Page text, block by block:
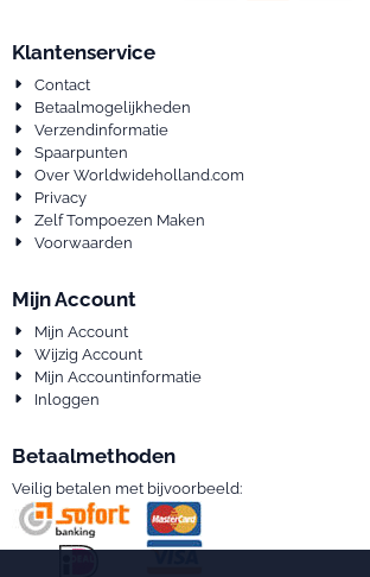
Klantenservice
Contact
Betaalmogelijkheden
Verzendinformatie
Spaarpunten
Over Worldwideholland.com
Privacy
Zelf Tompoezen Maken
Voorwaarden
Mijn Account
Mijn Account
Wijzig Account
Mijn Accountinformatie
Inloggen
Betaalmethoden
Veilig betalen met bijvoorbeeld: